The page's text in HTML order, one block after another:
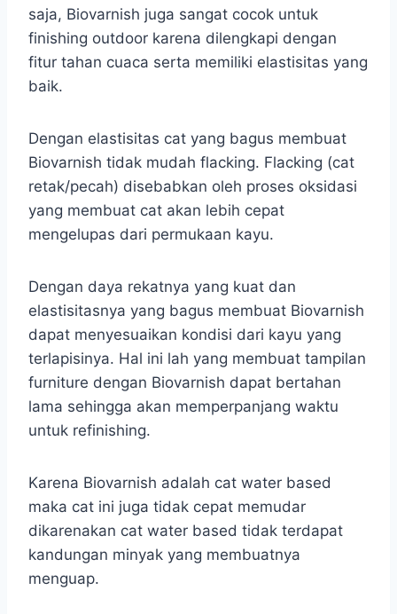
saja, Biovarnish juga sangat cocok untuk
finishing outdoor karena dilengkapi dengan
fitur tahan cuaca serta memiliki elastisitas yang
baik.
Dengan elastisitas cat yang bagus membuat
Biovarnish tidak mudah flacking. Flacking (cat
retak/pecah) disebabkan oleh proses oksidasi
yang membuat cat akan lebih cepat
mengelupas dari permukaan kayu.
Dengan daya rekatnya yang kuat dan
elastisitasnya yang bagus membuat Biovarnish
dapat menyesuaikan kondisi dari kayu yang
terlapisinya. Hal ini lah yang membuat tampilan
furniture dengan Biovarnish dapat bertahan
lama sehingga akan memperpanjang waktu
untuk refinishing.
Karena Biovarnish adalah cat water based
maka cat ini juga tidak cepat memudar
dikarenakan cat water based tidak terdapat
kandungan minyak yang membuatnya
menguap.